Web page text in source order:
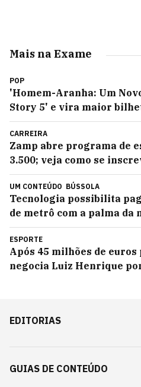
Mais na Exame
POP
'Homem-Aranha: Um
Story 5' e vira maior
CARREIRA
Zamp abre programa de
3.500; veja como se
UM CONTEÚDO BÚSSOLA
Tecnologia possibilita
de metrô com a palma da
ESPORTE
Após 45 milhões de
negocia Luiz Henrique
EDITORIAS
GUIAS DE CONTEÚDO